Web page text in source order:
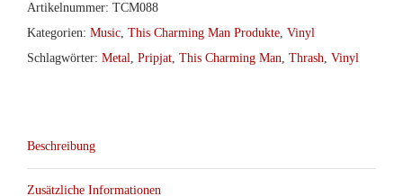
Artikelnummer: TCM088
Kategorien: Music, This Charming Man Produkte, Vinyl
Schlagwörter: Metal, Pripjat, This Charming Man, Thrash, Vinyl
Beschreibung
Zusätzliche Informationen